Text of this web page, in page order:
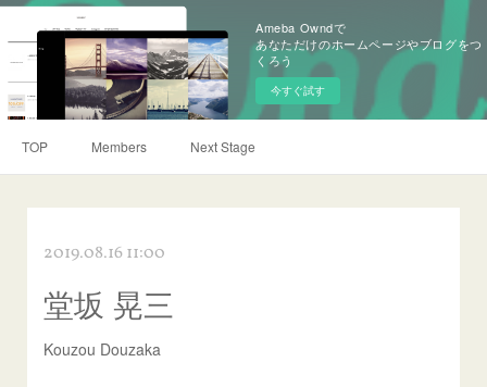
Ameba Owndで
あなただけのホームページやブログをつ
くろう
今すぐ試す
TOP Members Next Stage
2019.08.16 11:00
堂坂 晃三
Kouzou Douzaka